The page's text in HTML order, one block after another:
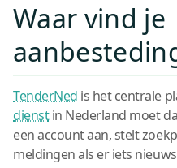
Waar vind je
TenderNed is het centrale
dienstin Nederland moet
een account aan, stelt
meldingen als er iets